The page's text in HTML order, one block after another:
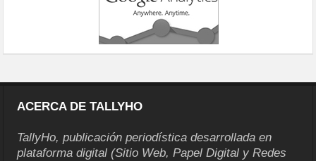
ACERCA DE TALLYHO
TallyHo, publicación periodística desarrollada en
plataforma digital (Sitio Web, Papel Digital y Redes